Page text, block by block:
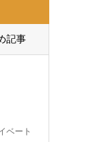
記事
ベート